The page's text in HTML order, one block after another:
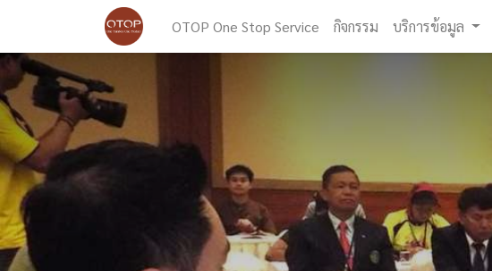
OTOP One Stop Service กิจกรรม บริการข้อมูล